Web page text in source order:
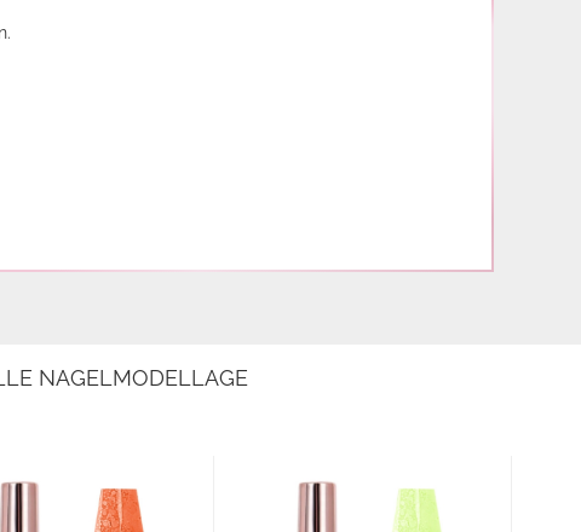
NAGELMODELLAGE